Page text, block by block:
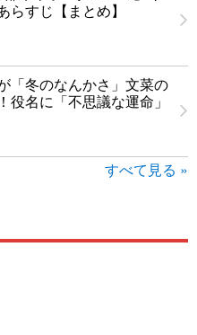
らすじ【まとめ】
「冬のなんかさ」文菜の
役名に「不思議な運命」
すべて見る »